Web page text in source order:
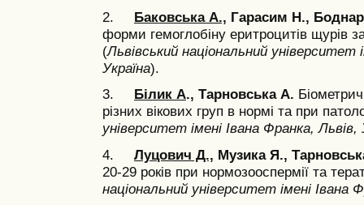
2. Баковська А., Гарасим Н.,
форми гемоглобіну еритроцитів щурів за
(Львівський національний університет
Україна).
3. Білик А., Тарновська А.
різних вікових груп в нормі та при
університет імені Івана Франка, Львів,
4. Луцович Д., Музика Я.,
20-29 років при нормозооспермії та
національний університет імені Івана